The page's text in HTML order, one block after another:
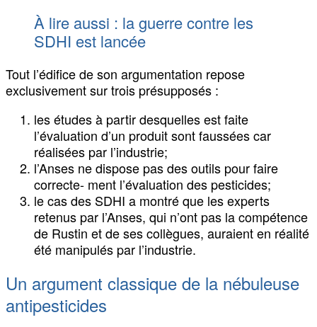
À lire aussi : la guerre contre les
SDHI est lancée
Tout l’édifice de son argumentation repose
exclusivement sur trois présupposés :
les études à partir desquelles est faite
l’évaluation d’un produit sont faussées car
réalisées par l’industrie;
l’Anses ne dispose pas des outils pour faire
correcte- ment l’évaluation des pesticides;
le cas des SDHI a montré que les experts
retenus par l’Anses, qui n’ont pas la compétence
de Rustin et de ses collègues, auraient en réalité
été manipulés par l’industrie.
Un argument classique de la nébuleuse
antipesticides